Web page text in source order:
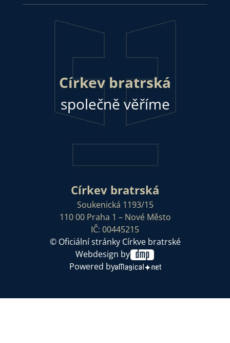
Církev bratrská
společně věříme
Církev bratrská
Soukenická 1193/15
110 00 Praha 1 – Nové Město
IČ: 00445215
© Oficiální stránky Církve bratrské
Webdesign by
Powered by